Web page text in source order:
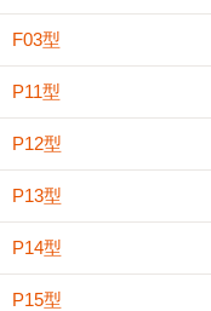
F03型
P11型
P12型
P13型
P14型
P15型